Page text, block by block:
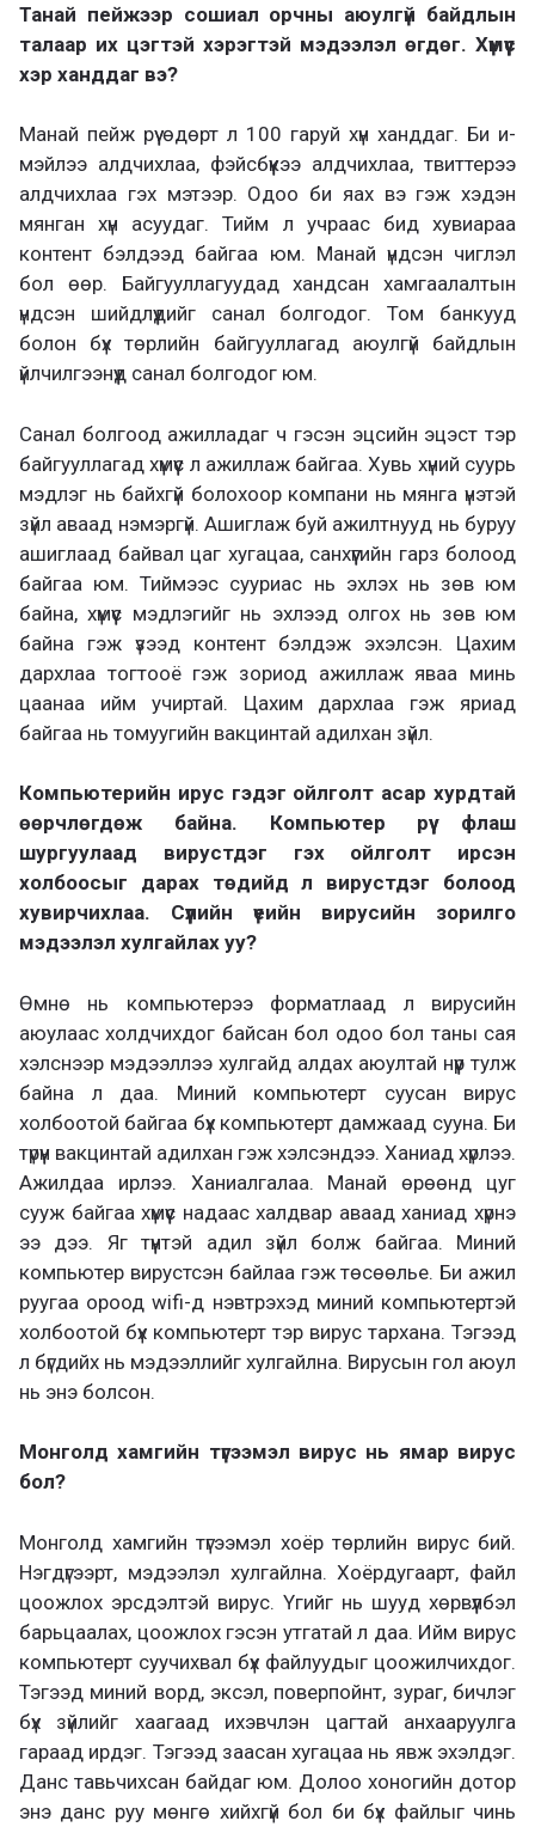
Танай пейжээр сошиал орчны аюулгүй байдлын
талаар их цэгтэй хэрэгтэй мэдээлэл өгдөг. Хүмүүс
хэр ханддаг вэ?
Манай пейж рүү өдөрт л 100 гаруй хүн ханддаг. Би и-
мэйлээ алдчихлаа, фэйсбүүкээ алдчихлаа, твиттерээ
алдчихлаа гэх мэтээр. Одоо би яах вэ гэж хэдэн
мянган хүн асуудаг. Тийм л учраас бид хувиараа
контент бэлдээд байгаа юм. Манай үндсэн чиглэл
бол өөр. Байгууллагуудад хандсан хамгаалалтын
үндсэн шийдлүүдийг санал болгодог. Том банкууд
болон бүх төрлийн байгууллагад аюулгүй байдлын
үйлчилгээнүүд санал болгодог юм.
Санал болгоод ажилладаг ч гэсэн эцсийн эцэст тэр
байгууллагад хүмүүс л ажиллаж байгаа. Хувь хүний суурь
мэдлэг нь байхгүй болохоор компани нь мянга үнэтэй
зүйл аваад нэмэргүй. Ашиглаж буй ажилтнууд нь буруу
ашиглаад байвал цаг хугацаа, санхүүгийн гарз болоод
байгаа юм. Тиймээс сууриас нь эхлэх нь зөв юм
байна, хүмүүс мэдлэгийг нь эхлээд олгох нь зөв юм
байна гэж үзээд контент бэлдэж эхэлсэн. Цахим
дархлаа тогтооё гэж зориод ажиллаж яваа минь
цаанаа ийм учиртай. Цахим дархлаа гэж яриад
байгаа нь томуугийн вакцинтай адилхан зүйл.
Компьютерийн ирус гэдэг ойлголт асар хурдтай
өөрчлөгдөж байна. Компьютер рүү флаш
шургуулаад вирустдэг гэх ойлголт ирсэн
холбоосыг дарах төдийд л вирустдэг болоод
хувирчихлаа. Сүүлийн үеийн вирусийн зорилго
мэдээлэл хулгайлах уу?
Өмнө нь компьютерээ форматлаад л вирусийн
аюулаас холдчихдог байсан бол одоо бол таны сая
хэлснээр мэдээллээ хулгайд алдах аюултай нүүр тулж
байна л даа. Миний компьютерт суусан вирус
холбоотой байгаа бүх компьютерт дамжаад сууна. Би
түрүүн вакцинтай адилхан гэж хэлсэндээ. Ханиад хүрлээ.
Ажилдаа ирлээ. Ханиалгалаа. Манай өрөөнд цуг
сууж байгаа хүмүүс надаас халдвар аваад ханиад хүрнэ
ээ дээ. Яг түүнтэй адил зүйл болж байгаа. Миний
компьютер вирустсэн байлаа гэж төсөөлье. Би ажил
руугаа ороод wifi-д нэвтрэхэд миний компьютертэй
холбоотой бүх компьютерт тэр вирус тархана. Тэгээд
л бүгдийх нь мэдээллийг хулгайлна. Вирусын гол аюул
нь энэ болсон.
Монголд хамгийн түгээмэл вирус нь ямар вирус
бол?
Монголд хамгийн түгээмэл хоёр төрлийн вирус бий.
Нэгдүгээрт, мэдээлэл хулгайлна. Хоёрдугаарт, файл
цоожлох эрсдэлтэй вирус. Үгийг нь шууд хөрвүүлбэл
барьцаалах, цоожлох гэсэн утгатай л даа. Ийм вирус
компьютерт суучихвал бүх файлуудыг цоожилчихдог.
Тэгээд миний ворд, эксэл, поверпойнт, зураг, бичлэг
бүх зүйлийг хаагаад ихэвчлэн цагтай анхааруулга
гараад ирдэг. Тэгээд заасан хугацаа нь явж эхэлдэг.
Данс тавьчихсан байдаг юм. Долоо хоногийн дотор
энэ данс руу мөнгө хийхгүй бол би бүх файлыг чинь